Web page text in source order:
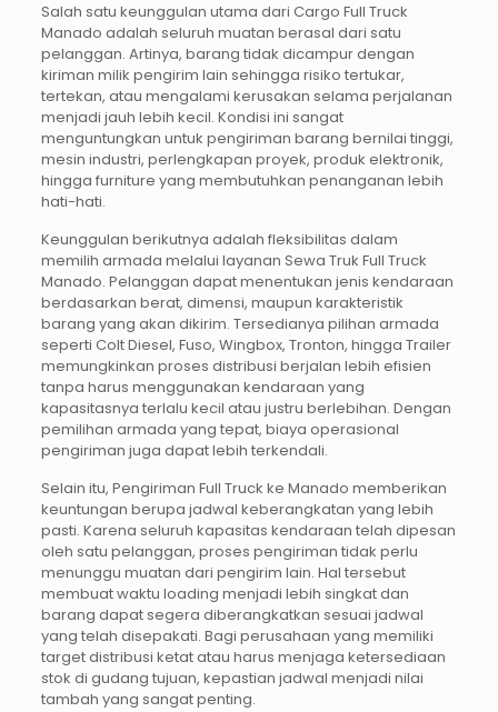
Salah satu keunggulan utama dari Cargo Full Truck
Manado adalah seluruh muatan berasal dari satu
pelanggan. Artinya, barang tidak dicampur dengan
kiriman milik pengirim lain sehingga risiko tertukar,
tertekan, atau mengalami kerusakan selama perjalanan
menjadi jauh lebih kecil. Kondisi ini sangat
menguntungkan untuk pengiriman barang bernilai tinggi,
mesin industri, perlengkapan proyek, produk elektronik,
hingga furniture yang membutuhkan penanganan lebih
hati-hati.
Keunggulan berikutnya adalah fleksibilitas dalam
memilih armada melalui layanan Sewa Truk Full Truck
Manado. Pelanggan dapat menentukan jenis kendaraan
berdasarkan berat, dimensi, maupun karakteristik
barang yang akan dikirim. Tersedianya pilihan armada
seperti Colt Diesel, Fuso, Wingbox, Tronton, hingga Trailer
memungkinkan proses distribusi berjalan lebih efisien
tanpa harus menggunakan kendaraan yang
kapasitasnya terlalu kecil atau justru berlebihan. Dengan
pemilihan armada yang tepat, biaya operasional
pengiriman juga dapat lebih terkendali.
Selain itu, Pengiriman Full Truck ke Manado memberikan
keuntungan berupa jadwal keberangkatan yang lebih
pasti. Karena seluruh kapasitas kendaraan telah dipesan
oleh satu pelanggan, proses pengiriman tidak perlu
menunggu muatan dari pengirim lain. Hal tersebut
membuat waktu loading menjadi lebih singkat dan
barang dapat segera diberangkatkan sesuai jadwal
yang telah disepakati. Bagi perusahaan yang memiliki
target distribusi ketat atau harus menjaga ketersediaan
stok di gudang tujuan, kepastian jadwal menjadi nilai
tambah yang sangat penting.